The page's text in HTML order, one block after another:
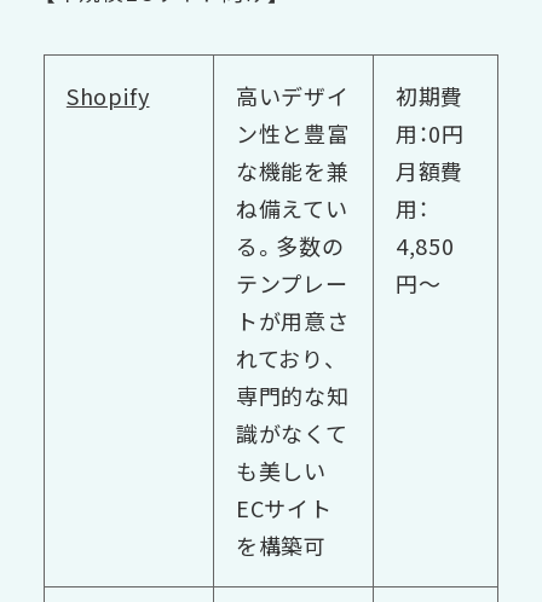
Shopify
高いデザイ
ン性と豊富
な機能を兼
ね備えてい
る。多数の
テンプレー
トが用意さ
れており、
専門的な知
識がなくて
も美しい
ECサイト
を構築可
初期費
用：0円
月額費
用：
4,850
円〜